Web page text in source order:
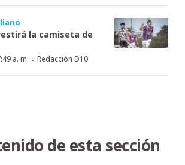
la camiseta de
a. m. · Redacción D10
de esta sección